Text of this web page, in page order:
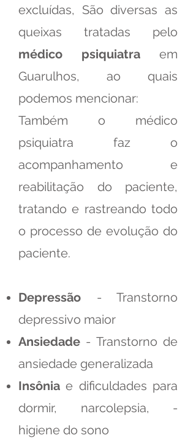
excluídas, São diversas as
queixas tratadas pelo
médico psiquiatra em
Guarulhos, ao quais
podemos mencionar:
Também o médico
psiquiatra faz o
acompanhamento e
reabilitação do paciente,
tratando e rastreando todo
o processo de evolução do
paciente.
Depressão - Transtorno
depressivo maior
Ansiedade - Transtorno de
ansiedade generalizada
Insôniae dificuldades para
dormir, narcolepsia, -
higiene do sono